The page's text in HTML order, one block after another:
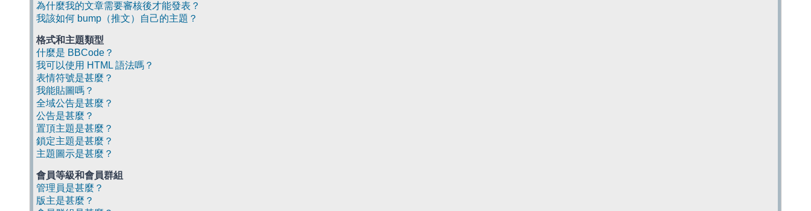
為什麼我的文章需要審核後才能發表？
我該如何 bump（推文）自己的主題？
格式和主題類型
什麼是 BBCode？
我可以使用 HTML 語法嗎？
表情符號是甚麼？
我能貼圖嗎？
全域公告是甚麼？
公告是甚麼？
置頂主題是甚麼？
鎖定主題是甚麼？
主題圖示是甚麼？
會員等級和會員群組
管理員是甚麼？
版主是甚麼？